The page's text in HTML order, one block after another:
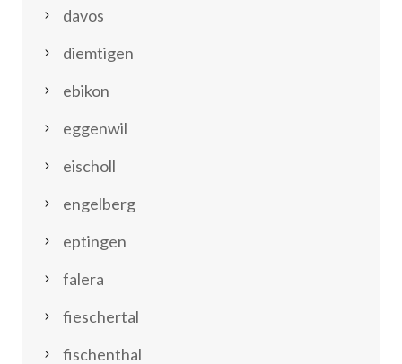
davos
diemtigen
ebikon
eggenwil
eischoll
engelberg
eptingen
falera
fieschertal
fischenthal